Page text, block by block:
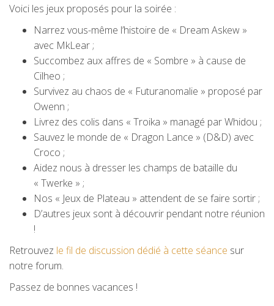
Voici les jeux proposés pour la soirée :
Narrez vous-même l’histoire de « Dream Askew »
avec MkLear ;
Succombez aux affres de « Sombre » à cause de
Cilheo ;
Survivez au chaos de « Futuranomalie » proposé par
Owenn ;
Livrez des colis dans « Troika » managé par Whidou ;
Sauvez le monde de « Dragon Lance » (D&D) avec
Croco ;
Aidez nous à dresser les champs de bataille du
« Twerke » ;
Nos « Jeux de Plateau » attendent de se faire sortir ;
D’autres jeux sont à découvrir pendant notre réunion
!
Retrouvez le fil de discussion dédié à cette séance sur
notre forum.
Passez de bonnes vacances !